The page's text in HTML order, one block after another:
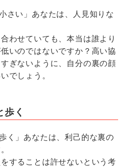
さい」あなたは、人見知りな
わせていても、本当は誰より
いのではないですか？高い協
ぎないように、自分の裏の顔
でしょう。
く
く」あなたは、利己的な裏の
することは許せないという考